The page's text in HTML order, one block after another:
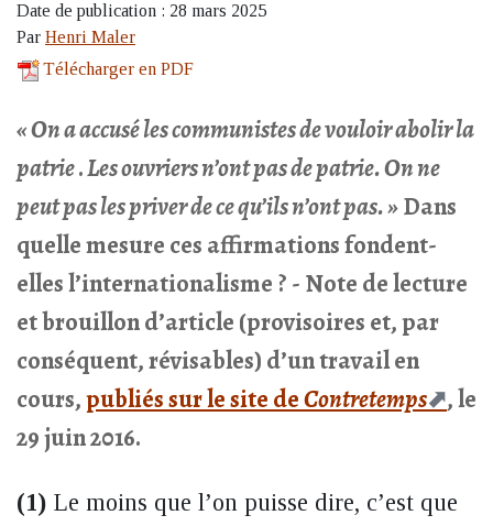
Date de publication : 28 mars 2025
Par Henri Maler
Télécharger en PDF
« On a accusé les communistes de vouloir abolir la
patrie.Les ouvriers n’ont pas de patrie. On ne
peut pas les priver de ce qu’ils n’ont pas. »Dans
quelle mesure ces affirmations fondent-
elles l’internationalisme ? - Note de lecture
et brouillon d’article (provisoires et, par
conséquent, révisables) d’un travail en
cours,publiés sur le site deContretemps
, le
29 juin 2016.
(1) Le moins que l’on puisse dire, c’est que